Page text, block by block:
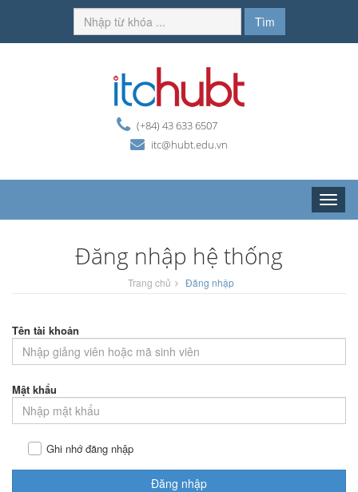
Tìm
(+84) 43 633 6507
itc@hubt.edu.vn
Toggle
Đăng nhập hệ thống
Trang chủ Đăng nhập
Tên tài khoản
Mật khẩu
Ghi nhớ đăng nhập
Đăng nhập